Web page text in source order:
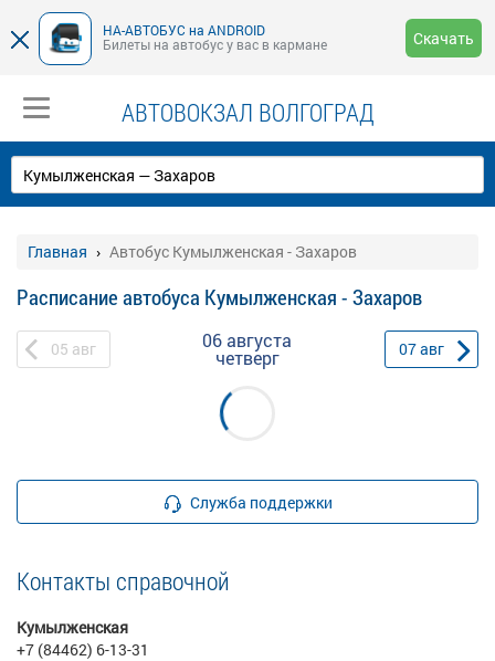
НА-АВТОБУС на ANDROID
Билеты на автобус у вас в кармане
Скачать
АВТОВОКЗАЛ ВОЛГОГРАД
Главная Автобус Кумылженская - Захаров
Расписание автобуса Кумылженская - Захаров
05 авг 06 августа
четверг 07авг
Служба поддержки
Контакты справочной
Кумылженская
+7 (84462) 6-13-31